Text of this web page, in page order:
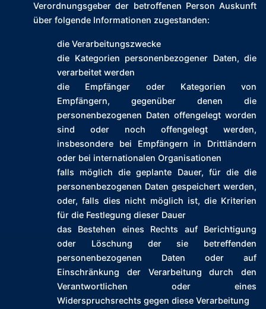
Verordnungsgeber der betroffenen Person Auskunft
über folgende Informationen zugestanden:
die Verarbeitungszwecke
die Kategorien personenbezogener Daten, die
verarbeitet werden
die Empfänger oder Kategorien von
Empfängern, gegenüber denen die
personenbezogenen Daten offengelegt worden
sind oder noch offengelegt werden,
insbesondere bei Empfängern in Drittländern
oder bei internationalen Organisationen
falls möglich die geplante Dauer, für die die
personenbezogenen Daten gespeichert werden,
oder, falls dies nicht möglich ist, die Kriterien
für die Festlegung dieser Dauer
das Bestehen eines Rechts auf Berichtigung
oder Löschung der sie betreffenden
personenbezogenen Daten oder auf
Einschränkung der Verarbeitung durch den
Verantwortlichen oder eines
Widerspruchsrechts gegen diese Verarbeitung